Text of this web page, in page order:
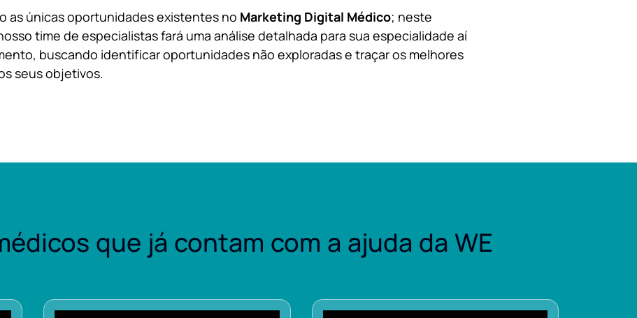
as únicas oportunidades existentes no Marketing Digital Médico; neste
time de especialistas fará uma análise detalhada para sua especialidade aí
buscando identificar oportunidades não exploradas e traçar os melhores
seus objetivos.
que já contam com a ajuda da WE